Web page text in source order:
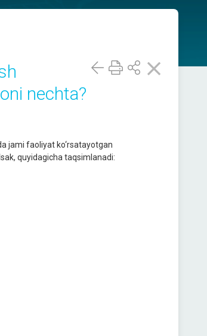
nechta?
jami faoliyat ko‘rsatayotgan
quyidagicha taqsimlanadi: